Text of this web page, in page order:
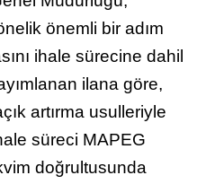
önemli bir adım
ihale sürecine dahil
ilana göre,
artırma usulleriyle
süreci MAPEG
doğrultusunda